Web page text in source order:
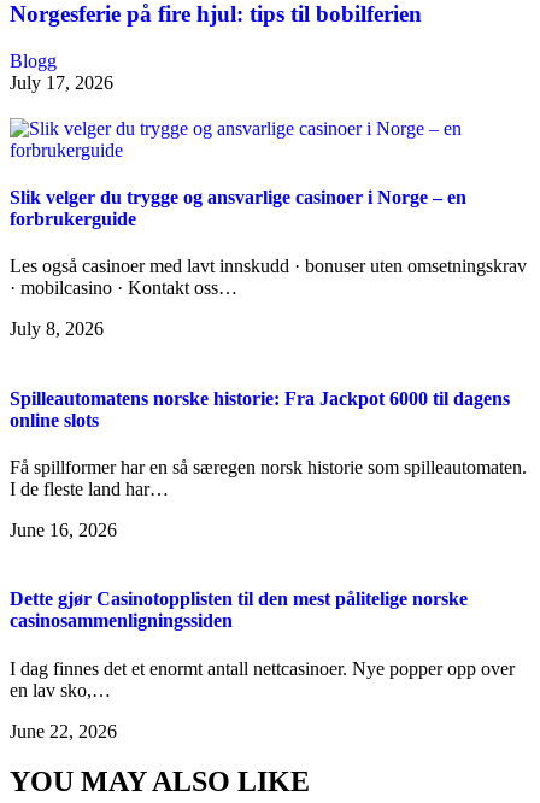
Norgesferie på fire hjul: tips til bobilferien
Blogg
July 17, 2026
Slik velger du trygge og ansvarlige casinoer i Norge – en
forbrukerguide
Les også casinoer med lavt innskudd · bonuser uten omsetningskrav
· mobilcasino · Kontakt oss…
July 8, 2026
Spilleautomatens norske historie: Fra Jackpot 6000 til dagens
online slots
Få spillformer har en så særegen norsk historie som spilleautomaten.
I de fleste land har…
June 16, 2026
Dette gjør Casinotopplisten til den mest pålitelige norske
casinosammenligningssiden
I dag finnes det et enormt antall nettcasinoer. Nye popper opp over
en lav sko,…
June 22, 2026
YOU MAY ALSO LIKE